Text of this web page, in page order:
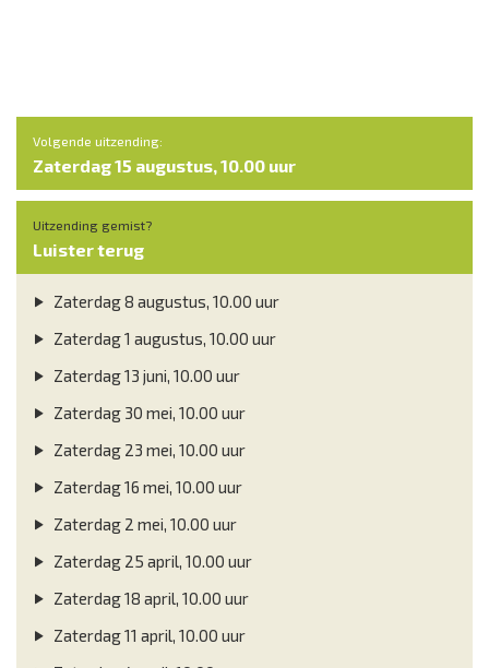
Volgende uitzending:
Zaterdag 15 augustus, 10.00 uur
Uitzending gemist?
Luister terug
Zaterdag 8 augustus, 10.00 uur
Zaterdag 1 augustus, 10.00 uur
Zaterdag 13 juni, 10.00 uur
Zaterdag 30 mei, 10.00 uur
Zaterdag 23 mei, 10.00 uur
Zaterdag 16 mei, 10.00 uur
Zaterdag 2 mei, 10.00 uur
Zaterdag 25 april, 10.00 uur
Zaterdag 18 april, 10.00 uur
Zaterdag 11 april, 10.00 uur